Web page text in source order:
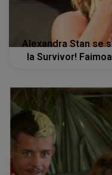
Alexandra Stan se
la Survivor!